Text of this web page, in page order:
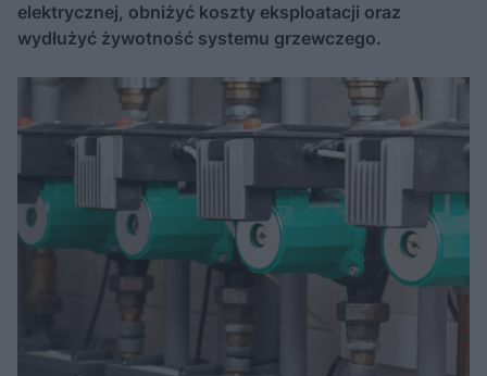
elektrycznej, obniżyć koszty eksploatacji oraz
wydłużyć żywotność systemu grzewczego.